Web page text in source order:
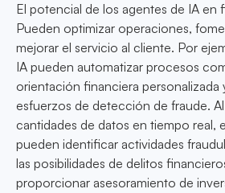
El potencial de los agentes de IA en
Pueden optimizar operaciones,
mejorar el servicio al cliente. Por
IA pueden automatizar procesos
orientación financiera personalizada
esfuerzos de detección de fraude. Al
cantidades de datos en tiempo real,
pueden identificar actividades
las posibilidades de delitos
proporcionar asesoramiento de